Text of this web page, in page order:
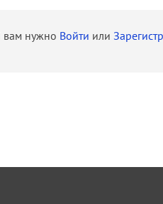
вам нужно Войти или